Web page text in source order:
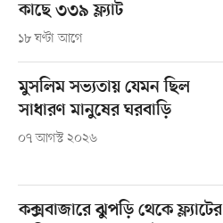
কাছে ৩৩৯ ফ্ল্যাট
১৮ ঘণ্টা আগে
মুসলিম সভ্যতায় যেমন ছিল
সাধারণ মানুষের ঘরবাড়ি
০৭ আগস্ট ২০২৬
কক্সবাজারে ঝুপড়ি থেকে ফ্ল্যাটের